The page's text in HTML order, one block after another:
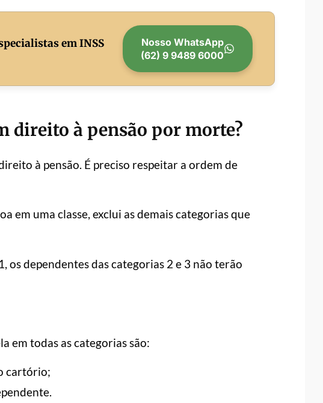
em INSS
Nosso WhatsApp
(62) 9 9489 6000
direito à pensão por morte?
à pensão. É preciso respeitar a ordem de
em uma classe, exclui as demais categorias que
os dependentes das categorias 2 e 3 não terão
em todas as categorias são:
cartório;